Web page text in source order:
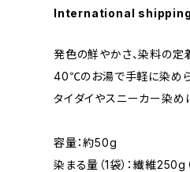
International
発色の鮮やかさ、染料の定
40℃のお湯で手軽に染めら
タイダイやスニーカー染め
容量：約50g
染まる量（1袋）：繊維250g